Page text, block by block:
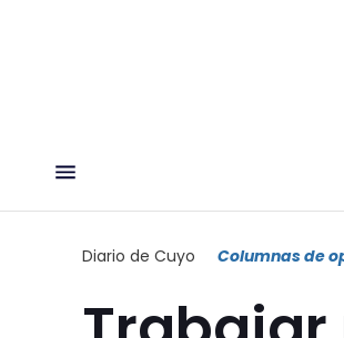
Diario de Cuyo Columnas de